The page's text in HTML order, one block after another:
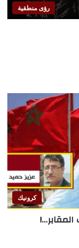
رؤى منطقية
كرونيك